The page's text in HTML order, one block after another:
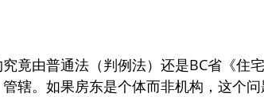
竟由普通法（判例法）还是BC省《住
辖。如果房东是个体而非机构，这个